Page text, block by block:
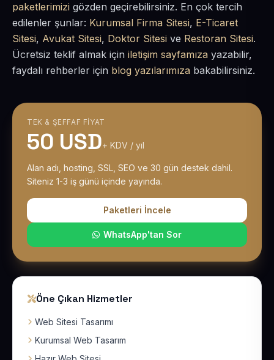
paketlerimizi gözden geçirebilirsiniz. En çok tercih
edilenler şunlar: Kurumsal Firma Sitesi, E-Ticaret
Sitesi, Avukat Sitesi, Doktor Sitesi ve Restoran Sitesi.
Ücretsiz teklif almak için iletişim sayfamıza yazabilir,
faydalı rehberler için blog yazılarımıza bakabilirsiniz.
TEK & ŞEFFAF FIYAT
50 USD+ KDV / yıl
Alan adı, hosting, SSL, SEO ve 30 gün destek dahil.
Siteniz 1-3 iş günü içinde yayında.
Paketleri İncele
WhatsApp'tan Sor
Öne Çıkan Hizmetler
Web Sitesi Tasarımı
Kurumsal Web Tasarım